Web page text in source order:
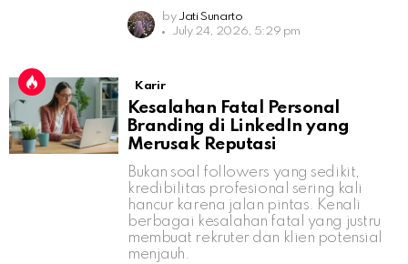
by Jati Sunarto
July 24, 2026, 5:29 pm
Karir
Kesalahan Fatal Personal
Branding di LinkedIn yang
Merusak Reputasi
Bukan soal followers yang sedikit,
kredibilitas profesional sering kali
hancur karena jalan pintas. Kenali
berbagai kesalahan fatal yang justru
membuat rekruter dan klien potensial
menjauh.